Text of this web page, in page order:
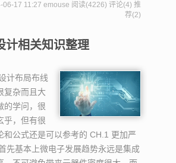
06-17 11:27 emouse 阅读(4226) 评论(4) 推
荐(2)
计相关知识整理
计布局布线
复杂而且大
的学问，很
乎，但有很
和公式还是可以参考的 CH.1 更加严
先基本上微电子发展趋势永远是集成